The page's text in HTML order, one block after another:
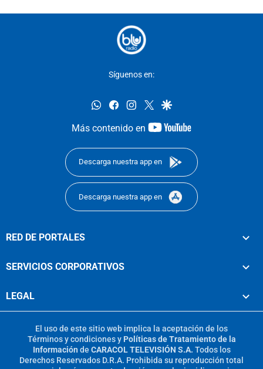
Síguenos en:
whatsappfacebookinstagram
twittergoogle
Más contenido en
youtube-
Descarga nuestra app en
Descarga nuestra app en
RED DE PORTALES
SERVICIOS CORPORATIVOS
LEGAL
El uso de este sitio web implica la aceptación de los
Términos y condicionesy Políticas de Tratamiento de la
Información de CARACOL TELEVISIÓN S.A. Todos los
Derechos Reservados D.R.A. Prohibida su reproducción total